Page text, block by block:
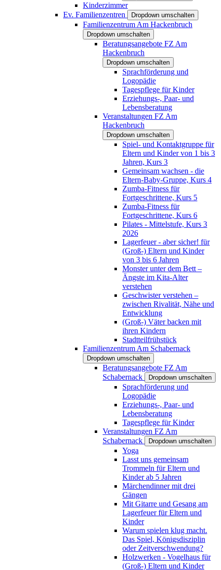
Kinderzimmer
Ev. Familienzentren
Dropdown umschalten
Familienzentrum Am Hackenbruch
Dropdown umschalten
Beratungsangebote FZ Am
Hackenbruch
Dropdown umschalten
Sprachförderung und
Logopädie
Tagespflege für Kinder
Erziehungs-, Paar- und
Lebensberatung
Veranstaltungen FZ Am
Hackenbruch
Dropdown umschalten
Spiel- und Kontaktgruppe für
Eltern und Kinder von 1 bis 3
Jahren, Kurs 3
Gemeinsam wachsen - die
Eltern-Baby-Gruppe, Kurs 4
Zumba-Fitness für
Fortgeschrittene, Kurs 5
Zumba-Fitness für
Fortgeschrittene, Kurs 6
Pilates - Mittelstufe, Kurs 3
2026
Lagerfeuer - aber sicher! für
(Groß-) Eltern und Kinder
von 3 bis 6 Jahren
Monster unter dem Bett –
Ängste im Kita-Alter
verstehen
Geschwister verstehen –
zwischen Rivalität, Nähe und
Entwicklung
(Groß-) Väter backen mit
ihren Kindern
Stadtteilfrühstück
Familienzentrum Am Schabernack
Dropdown umschalten
Beratungsangebote FZ Am
Schabernack
Dropdown umschalten
Sprachförderung und
Logopädie
Erziehungs-, Paar- und
Lebensberatung
Tagespflege für Kinder
Veranstaltungen FZ Am
Schabernack
Dropdown umschalten
Yoga
Lasst uns gemeinsam
Trommeln für Eltern und
Kinder ab 5 Jahren
Märchendinner mit drei
Gängen
Mit Gitarre und Gesang am
Lagerfeuer für Eltern und
Kinder
Warum spielen klug macht.
Das Spiel, Königsdisziplin
oder Zeitverschwendung?
Holzwerken - Vogelhaus für
(Groß-) Eltern und Kinder